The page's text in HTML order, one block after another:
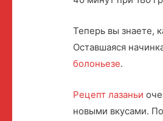
Теперь вы знаете,
Оставшаяся
болоньезе.
Рецепт лазаньи
новыми вкусами.